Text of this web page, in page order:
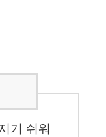
기 쉬워